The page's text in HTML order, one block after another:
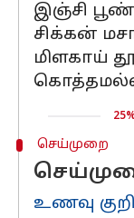
இஞ்சி
சிக்கன்
மிளகாய்
செய்முறை
உணவு